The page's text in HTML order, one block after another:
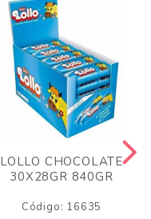
LOLLO CHOCOLATE
30X28GR 840GR
Código: 16635